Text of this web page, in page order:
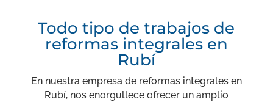
Todo tipo de trabajos de
reformas integrales en
Rubí
En nuestra empresa de reformas integrales en
Rubí, nos enorgullece ofrecer un amplio